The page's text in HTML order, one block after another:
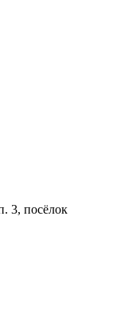
3, посёлок